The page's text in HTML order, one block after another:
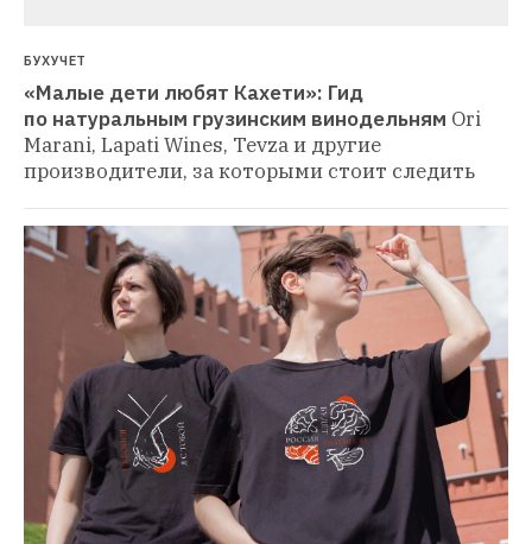
БУХУЧЕТ
«Малые дети любят Кахети»: Гид
по натуральным грузинским винодельням Ori
Marani, Lapati Wines, Tevza и другие
производители, за которыми стоит следить